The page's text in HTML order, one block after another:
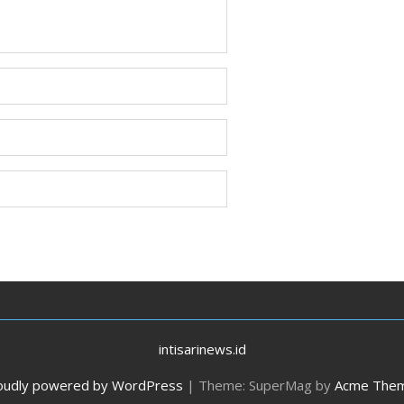
intisarinews.id
powered by WordPress | Theme: SuperMag by Acme